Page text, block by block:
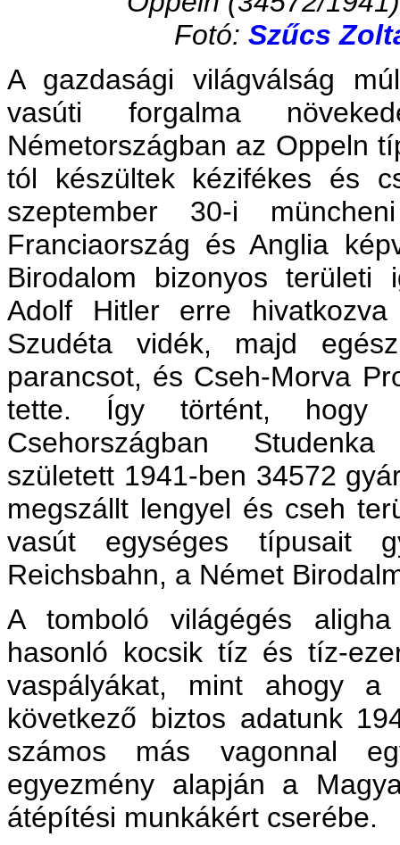
Fotó: Szűcs
A gazdasági világválság
vasúti forgalma
Németországban az Oppeln
tól készültek kézifékes és
szeptember 30-i
Franciaország és Anglia
Birodalom bizonyos területi
Adolf Hitler erre
Szudéta vidék, majd
parancsot, és Cseh-Morva
tette. Így történt, hogy
Csehországban
született 1941-ben 34572
megszállt lengyel és cseh
vasút egységes típusait
Reichsbahn, a Német
A tomboló világégés
hasonló kocsik tíz és tíz-
vaspályákat, mint ahogy
következő biztos adatunk
számos más vagonnal
egyezmény alapján a
átépítési munkákért cserébe.